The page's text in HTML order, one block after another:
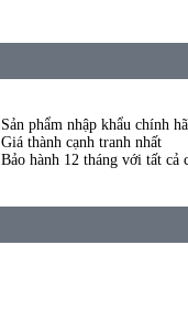
Sản phẩm nhập khẩu chính
Giá thành cạnh tranh nhất
Bảo hành 12 tháng với tất cả